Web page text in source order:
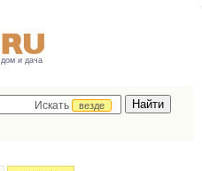
дом и дача
Искать
везде